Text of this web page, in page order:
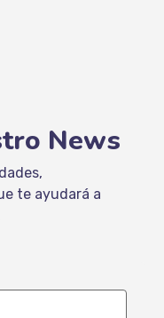
News
te ayudará a